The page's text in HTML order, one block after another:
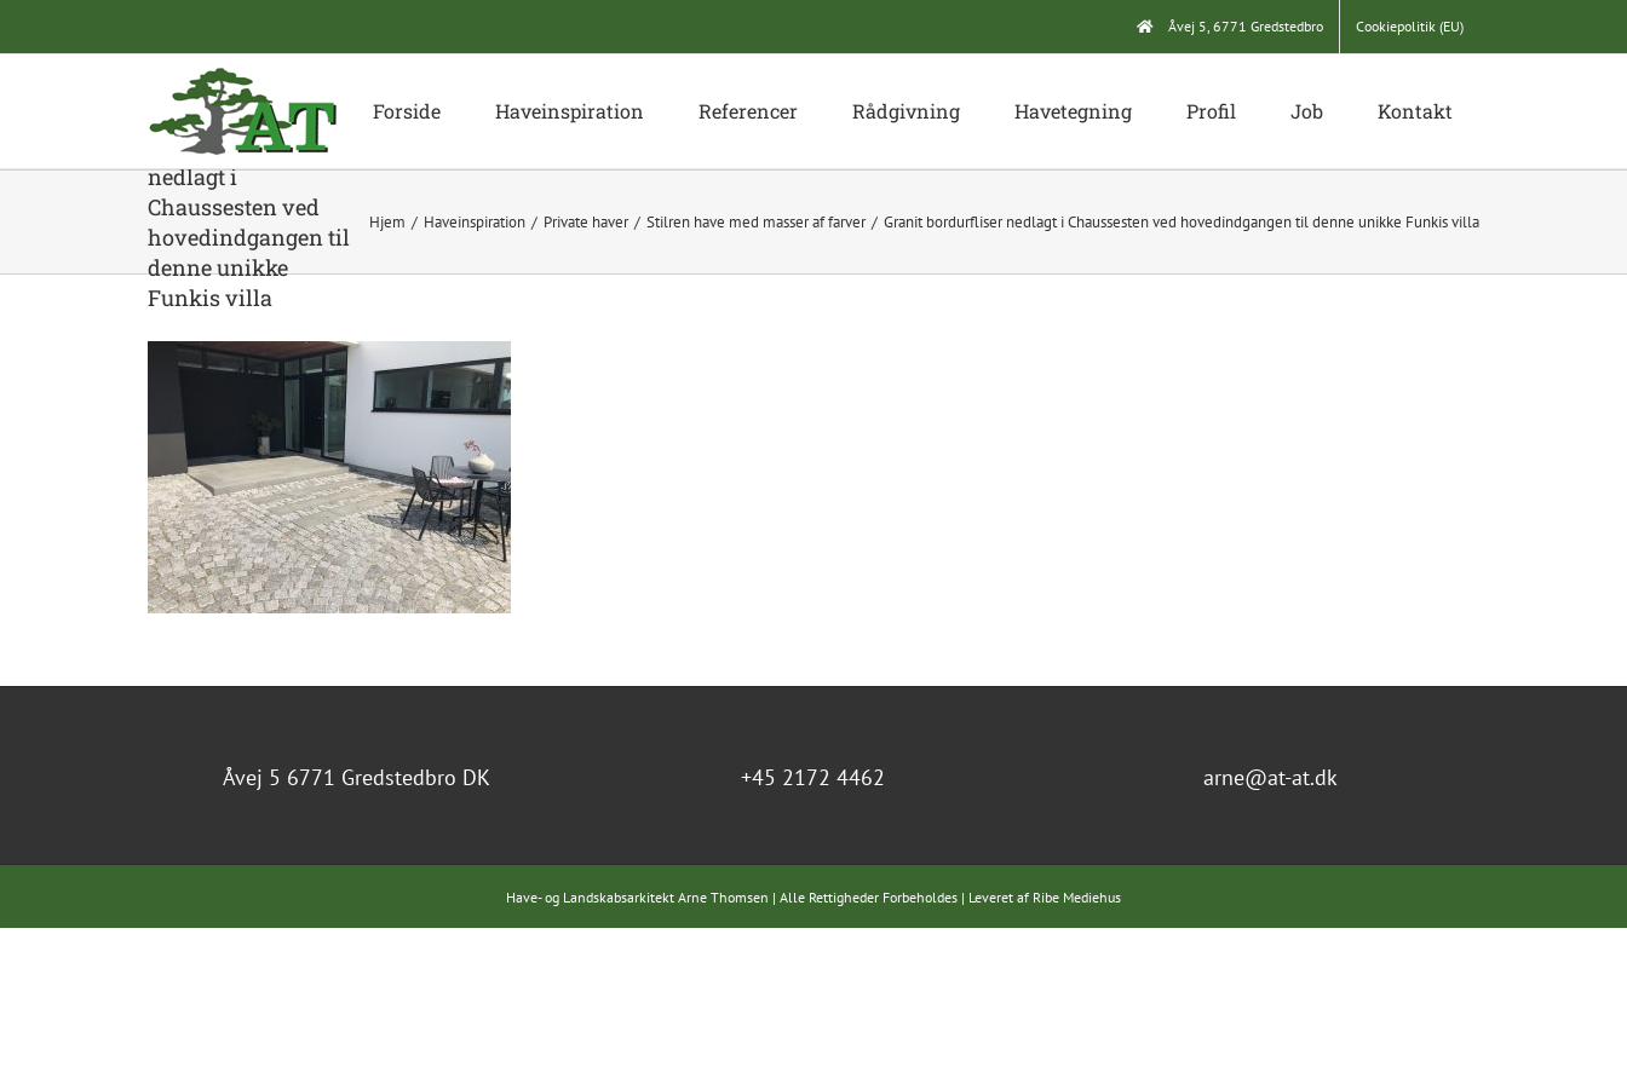
content
Åvej 5, 6771 Gredstedbro Cookiepolitik (EU)
Forside Haveinspiration Referencer Rådgivning Havetegning Profil Job Kontakt
Granit bordurfliser
nedlagt i
Chaussesten ved
hovedindgangen til
denne unikke
Funkis villa
Hjem Haveinspiration Private haver Stilren have med masser af farver Granit bordurfliser nedlagt i Chaussesten ved hovedindgangen til denne unikke Funkis villa
Åvej 5 6771 Gredstedbro DK +45 2172 4462 arne@at-at.dk
Have- og Landskabsarkitekt Arne Thomsen | Alle Rettigheder Forbeholdes | Leveret af Ribe Mediehus